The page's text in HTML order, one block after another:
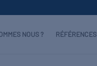
NOUS ? RÉFÉRENCES